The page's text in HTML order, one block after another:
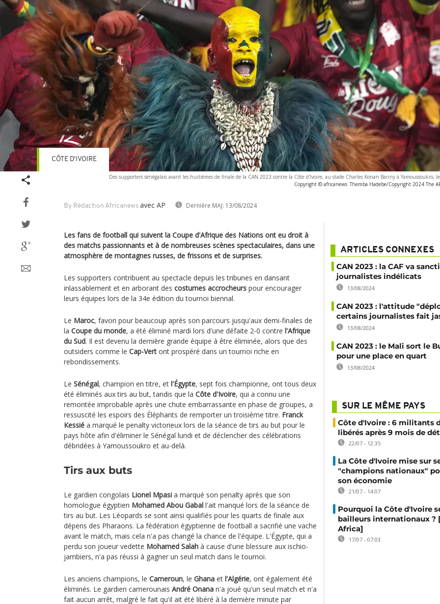
Des supporters sénégalais avant les huitièmes de finale de la CAN 2023 contre la Côte d'Ivoire, au stade Charles Konan Banny à Yamoussoukro,
Copyright © africanews Themba Hadebe/Copyright 2024 The
By Rédaction Africanews avec AP Dernière MAJ: 13/08/2024
CÔTE D'IVOIRE
Les fans de football qui suivent la Coupe d'Afrique des Nations ont eu droit à
des matchs passionnants et à de nombreuses scènes spectaculaires, dans une
atmosphère de montagnes russes, de frissons et de surprises.
Les supporters contribuent au spectacle depuis les tribunes en dansant
inlassablement et en arborant des costumes accrocheurs pour encourager
leurs équipes lors de la 34e édition du tournoi biennal.
Le Maroc, favori pour beaucoup après son parcours jusqu'aux demi-finales de
la Coupe du monde, a été éliminé mardi lors d'une défaite 2-0 contre l'Afrique
du Sud. Il est devenu la dernière grande équipe à être éliminée, alors que des
outsiders comme le Cap-Vert ont prospéré dans un tournoi riche en
rebondissements.
Le Sénégal, champion en titre, et l'Égypte, sept fois championne, ont tous deux
été éliminés aux tirs au but, tandis que la Côte d'Ivoire, qui a connu une
remontée improbable après une chute embarrassante en phase de groupes, a
ressuscité les espoirs des Éléphants de remporter un troisième titre. Franck
Kessié a marqué le penalty victorieux lors de la séance de tirs au but pour le
pays hôte afin d'éliminer le Sénégal lundi et de déclencher des célébrations
débridées à Yamoussoukro et au-delà.
Tirs aux buts
Le gardien congolais Lionel Mpasi a marqué son penalty après que son
homologue égyptien Mohamed Abou Gabal l'ait manqué lors de la séance de
tirs au but. Les Léopards se sont ainsi qualifiés pour les quarts de finale aux
dépens des Pharaons. La fédération égyptienne de football a sacrifié une vache
avant le match, mais cela n'a pas changé la chance de l'équipe. L'Égypte, qui a
perdu son joueur vedette Mohamed Salah à cause d'une blessure aux ischio-
jambiers, n'a pas réussi à gagner un seul match dans le tournoi.
Les anciens champions, le Cameroun, le Ghana et l'Algérie, ont également été
éliminés. Le gardien camerounais André Onana n'a joué qu'un seul match et n'a
fait aucun arrêt, malgré le fait qu'il ait été libéré à la dernière minute par
ARTICLES CONNEXES
CAN 2023 : la CAF va
journalistes indélicats
13/08/2024
CAN 2023 : l'attitude
certains journalistes fait
13/08/2024
CAN 2023 : le Mali sort le
pour une place en quart
13/08/2024
SUR LE MÊME PAYS
Côte d'Ivoire : 6 militants
libérés après 9 mois de
22/07 - 12:35
La Côte d'Ivoire mise sur
"champions nationaux"
son économie
21/07 - 14:07
Pourquoi la Côte d'Ivoire
bailleurs internationaux ?
Africa]
17/07 - 07:03